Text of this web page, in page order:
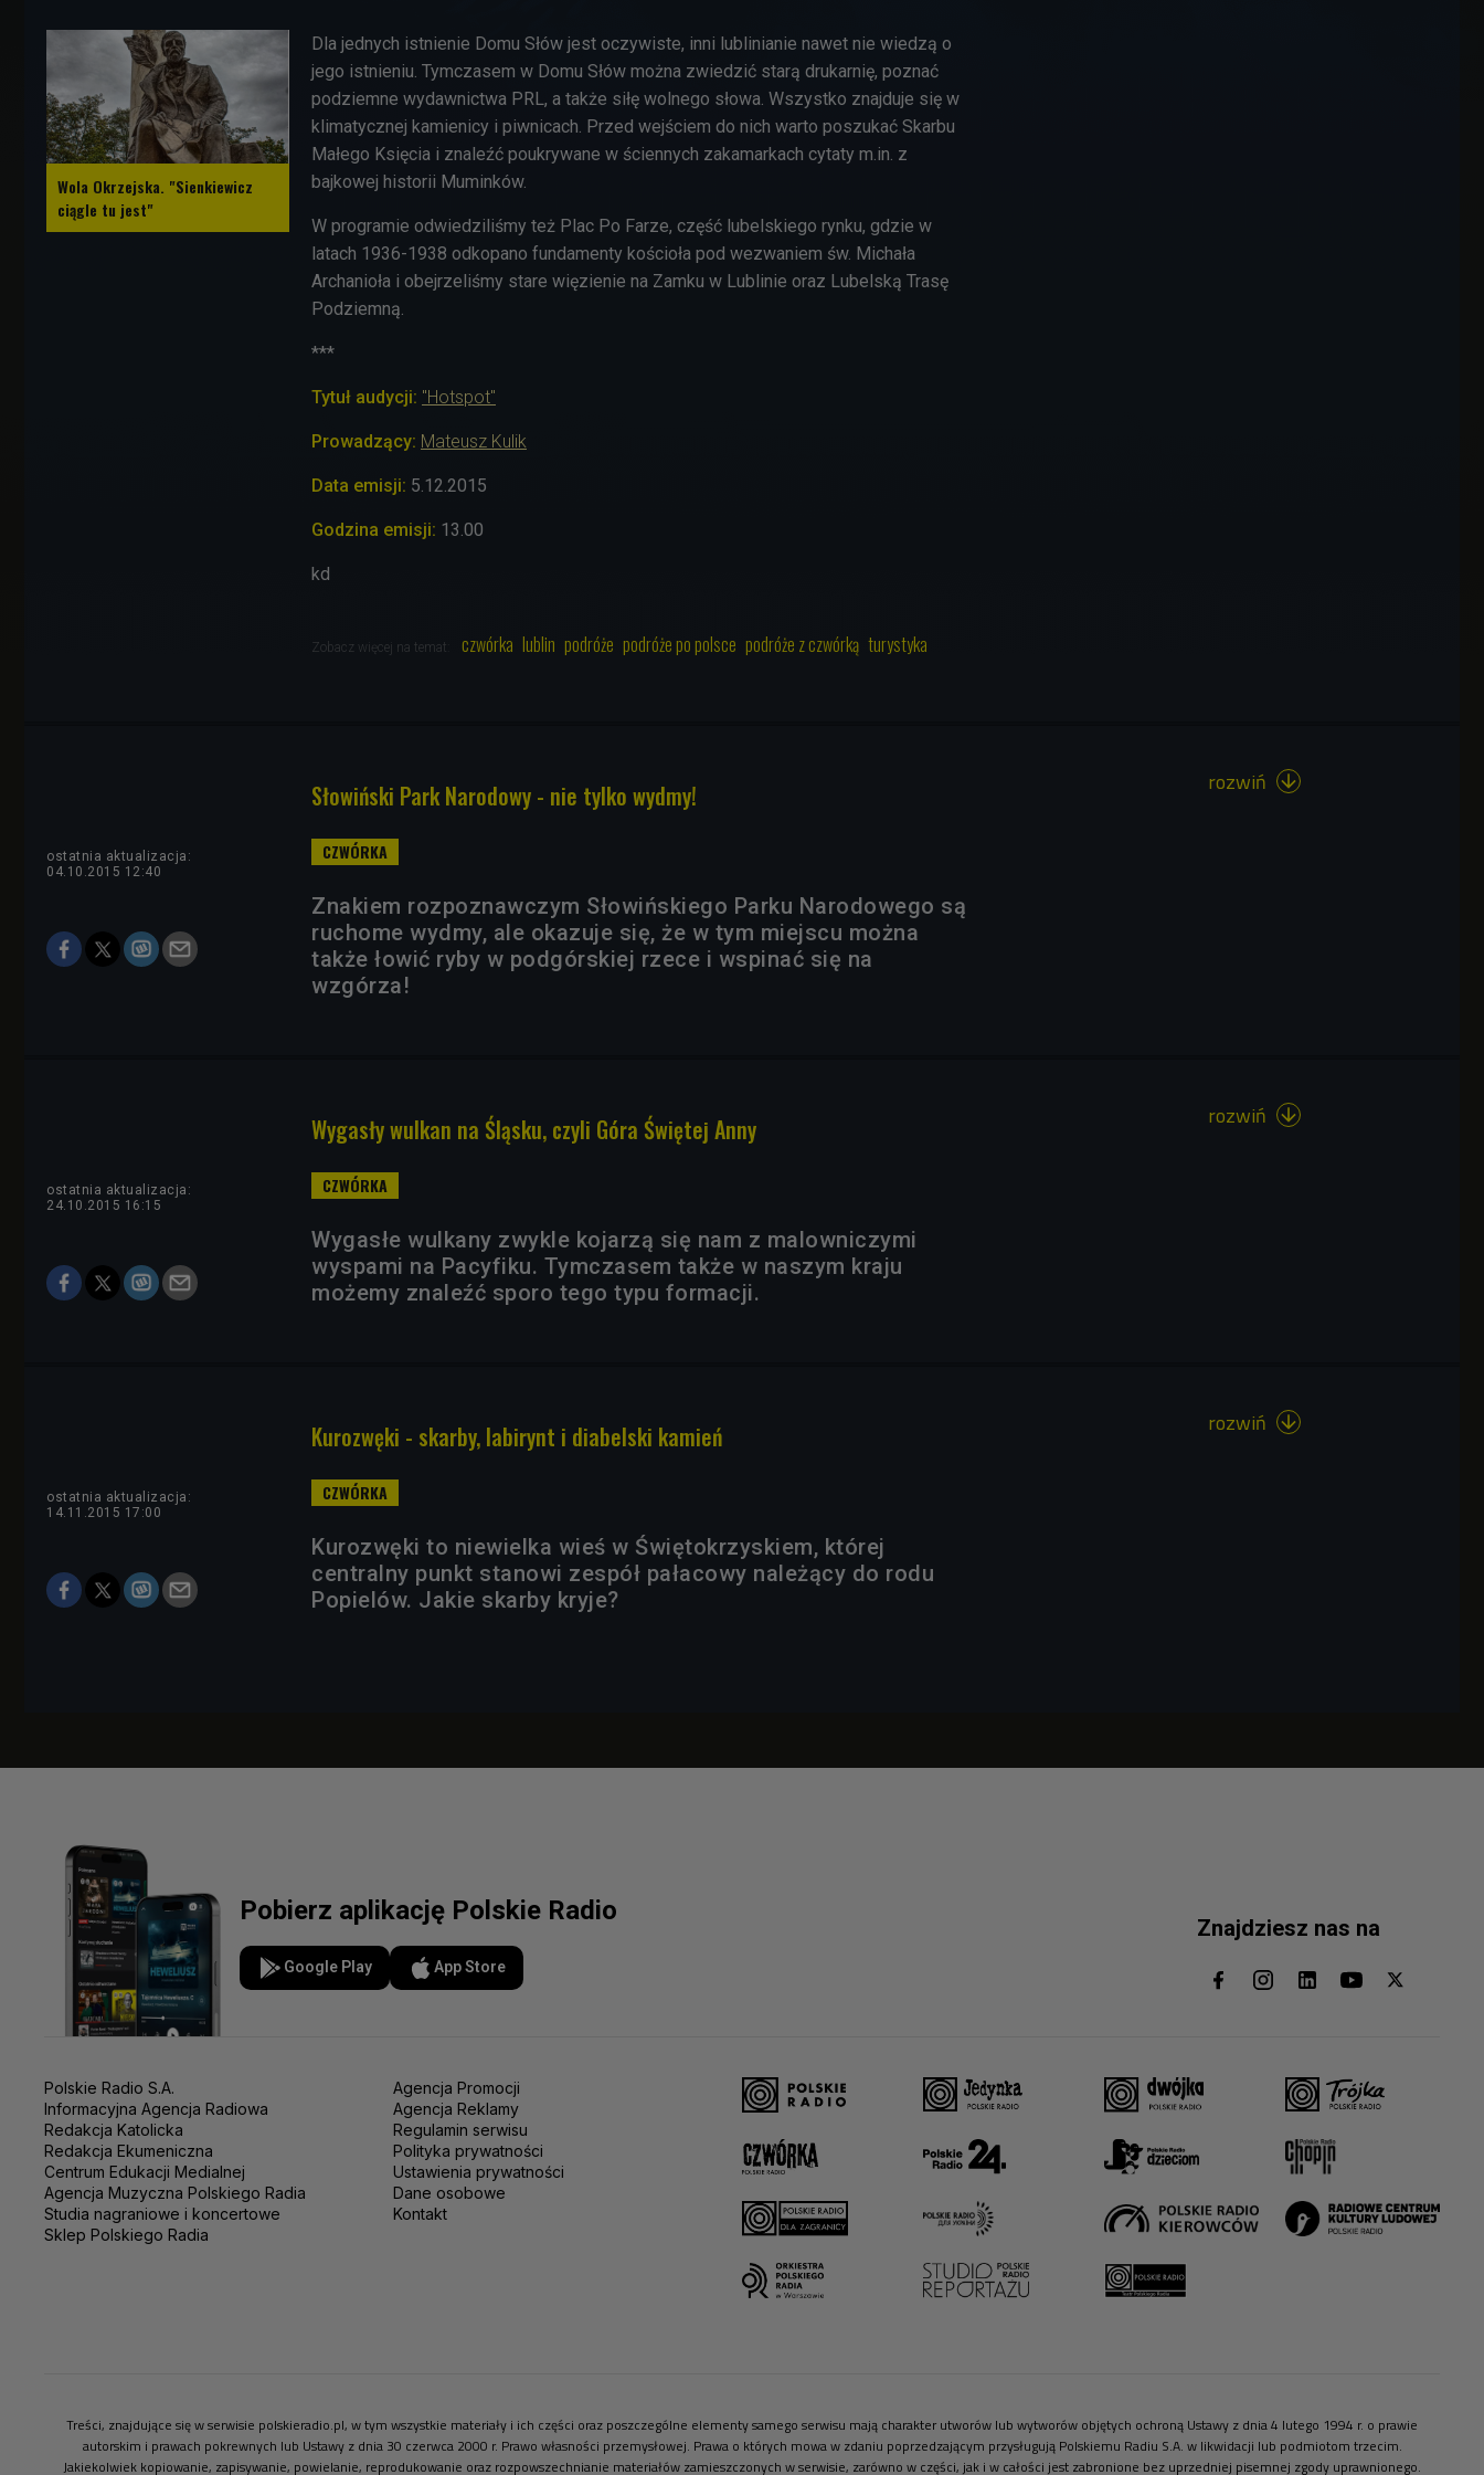
Wola Okrzejska. "Sienkiewicz
ciągle tu jest"
Dla jednych istnienie Domu Słów jest oczywiste, inni lublinianie nawet nie wiedzą o
jego istnieniu. Tymczasem w Domu Słów można zwiedzić starą drukarnię, poznać
podziemne wydawnictwa PRL, a także siłę wolnego słowa. Wszystko znajduje się w
klimatycznej kamienicy i piwnicach. Przed wejściem do nich warto poszukać Skarbu
Małego Księcia i znaleźć poukrywane w ściennych zakamarkach cytaty m.in. z
bajkowej historii Muminków.
W programie odwiedziliśmy też Plac Po Farze, część lubelskiego rynku, gdzie w
latach 1936-1938 odkopano fundamenty kościoła pod wezwaniem św. Michała
Archanioła i obejrzeliśmy stare więzienie na Zamku w Lublinie oraz Lubelską Trasę
Podziemną.
***
Tytuł audycji: "Hotspot"
Prowadzący: Mateusz Kulik
Data emisji: 5.12.2015
Godzina emisji: 13.00
kd
Zobacz więcej na temat: czwórka lublin podróże podróże po polsce podróże z czwórką turystyka
Słowiński Park Narodowy - nie tylko wydmy!
ostatnia aktualizacja:
04.10.2015 12:40
Znakiem rozpoznawczym Słowińskiego Parku Narodowego są
ruchome wydmy, ale okazuje się, że w tym miejscu można
także łowić ryby w podgórskiej rzece i wspinać się na
wzgórza!
rozwiń 
Wygasły wulkan na Śląsku, czyli Góra Świętej Anny
ostatnia aktualizacja:
24.10.2015 16:15
Wygasłe wulkany zwykle kojarzą się nam z malowniczymi
wyspami na Pacyfiku. Tymczasem także w naszym kraju
możemy znaleźć sporo tego typu formacji.
rozwiń 
Kurozwęki - skarby, labirynt i diabelski kamień
ostatnia aktualizacja:
14.11.2015 17:00
Kurozwęki to niewielka wieś w Świętokrzyskiem, której
centralny punkt stanowi zespół pałacowy należący do rodu
Popielów. Jakie skarby kryje?
rozwiń 
Pobierz aplikację Polskie Radio
Google Play App Store
Znajdziesz nas na
Polskie Radio S.A.
Informacyjna Agencja Radiowa
Redakcja Katolicka
Redakcja Ekumeniczna
Centrum Edukacji Medialnej
Agencja Muzyczna Polskiego Radia
Studia nagraniowe i koncertowe
Sklep Polskiego Radia
Agencja Promocji
Agencja Reklamy
Regulamin serwisu
Polityka prywatności
Ustawienia prywatności
Dane osobowe
Kontakt
Treści, znajdujące się w serwisie polskieradio.pl, w tym wszystkie materiały i ich części oraz poszczególne elementy samego serwisu mają charakter utworów lub wytworów objętych ochroną Ustawy z dnia 4 lutego 1994 r. o prawie
autorskim i prawach pokrewnych lub Ustawy z dnia 30 czerwca 2000 r. Prawo własności przemysłowej. Prawa o których mowa w zdaniu poprzedzającym przysługują Polskiemu Radiu S.A. w likwidacji lub podmiotom trzecim.
Jakiekolwiek kopiowanie, zapisywanie, powielanie, reprodukowanie oraz rozpowszechnianie materiałów zamieszczonych w serwisie, zarówno w części, jak i w całości jest zabronione bez uprzedniej pisemnej zgody uprawnionego.